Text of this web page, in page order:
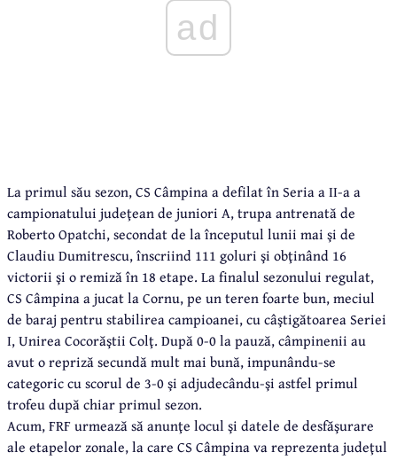
ad
La primul său sezon, CS Câmpina a defilat în Seria a II-a a
campionatului judeţean de juniori A, trupa antrenată de
Roberto Opatchi, secondat de la începutul lunii mai şi de
Claudiu Dumitrescu, înscriind 111 goluri şi obţinând 16
victorii şi o remiză în 18 etape. La finalul sezonului regulat,
CS Câmpina a jucat la Cornu, pe un teren foarte bun, meciul
de baraj pentru stabilirea campioanei, cu câştigătoarea Seriei
I, Unirea Cocorăştii Colţ. După 0-0 la pauză, câmpinenii au
avut o repriză secundă mult mai bună, impunându-se
categoric cu scorul de 3-0 şi adjudecându-şi astfel primul
trofeu după chiar primul sezon.
Acum, FRF urmează să anunţe locul şi datele de desfăşurare
ale etapelor zonale, la care CS Câmpina va reprezenta judeţul